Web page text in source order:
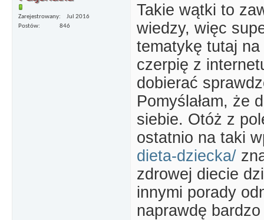
Zarejestrowany
Jul 2016
Postów
846
Takie wątki to
wiedzy, więc
tematykę tutaj
czerpię z
dobierać
Pomyślałam, że
siebie. Otóż z
ostatnio na taki
dieta-dziecka/
zdrowej diecie
innymi porady
naprawdę